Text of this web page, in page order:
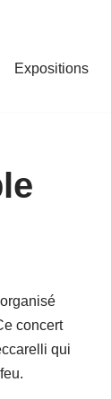
Expositions
concert
qui